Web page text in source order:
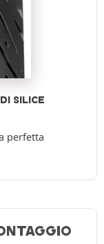
SILICE
perfetta